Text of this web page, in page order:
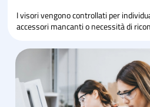
I visori vengono controllati per
accessori mancanti o necessità di